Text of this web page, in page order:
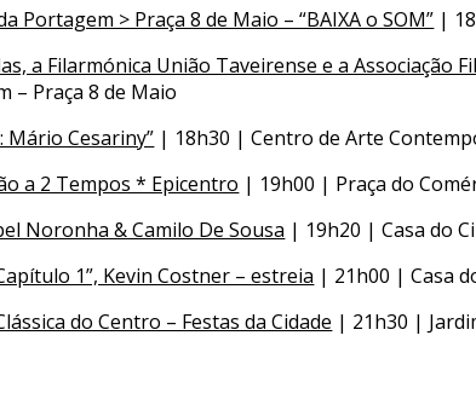
Portagem > Praça 8 de Maio – “BAIXA o SOM” |
a Filarmónica União Taveirense e a Associação
– Praça 8 de Maio
Cesariny” | 18h30 | Centro de Arte
a 2 Tempos * Epicentro | 19h00 | Praça do
Noronha & Camilo De Sousa | 19h20 | Casa do
1”, Kevin Costner – estreia | 21h00 | Casa
do Centro – Festas da Cidade | 21h30 |